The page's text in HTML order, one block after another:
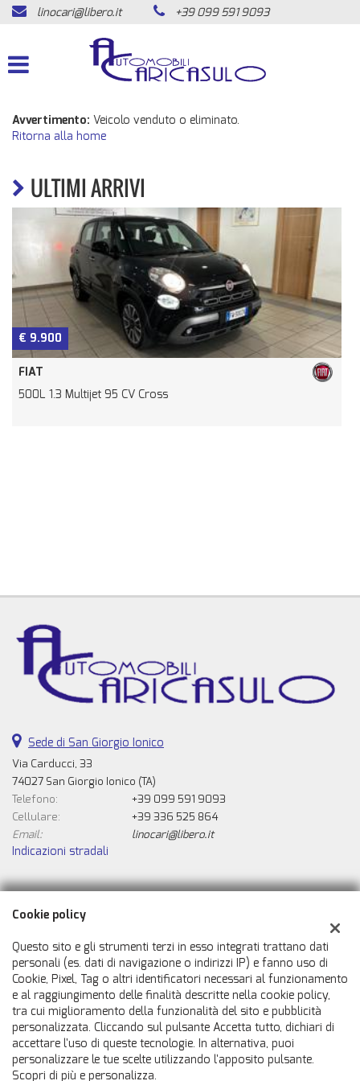
HOME
LISTA VEICOLI
ACQUISTIAMO USATO
CONTATTI
NEWS
AREA COMMERCIANTI
linocari@libero.it +39 099 591 9093
Avvertimento: Veicolo venduto o eliminato.
Ritorna alla home
ULTIMI ARRIVI
€ 9.900
FIAT
500L 1.3 Multijet 95 CV Cross
Sede di San Giorgio Ionico
Via Carducci, 33
74027 San Giorgio Ionico (TA)
Telefono:
+39 099 591 9093
Cellulare:
+39 336 525 864
Email:
linocari@libero.it
Indicazioni stradali
Dati fiscali:
Automobili Caricasulo Snc
Via Carducci, 33, San Giorgio Ionico (TA)
C.F/P.IVA:02007050731
Registro delle imprese:TA
Cookie policy
Questo sito e gli strumenti terzi in esso integrati trattano dati
personali (es. dati di navigazione o indirizzi IP) e fanno uso di
Cookie, Pixel, Tag o altri identificatori necessari al funzionamento
e al raggiungimento delle finalità descritte nella cookie policy,
tra cui miglioramento della funzionalità del sito e pubblicità
personalizzata. Cliccando sul pulsante Accetta tutto, dichiari di
accettare l'uso di queste tecnologie. In alternativa, puoi
personalizzare le tue scelte utilizzando l'apposito pulsante.
Scopri di più e personalizza.